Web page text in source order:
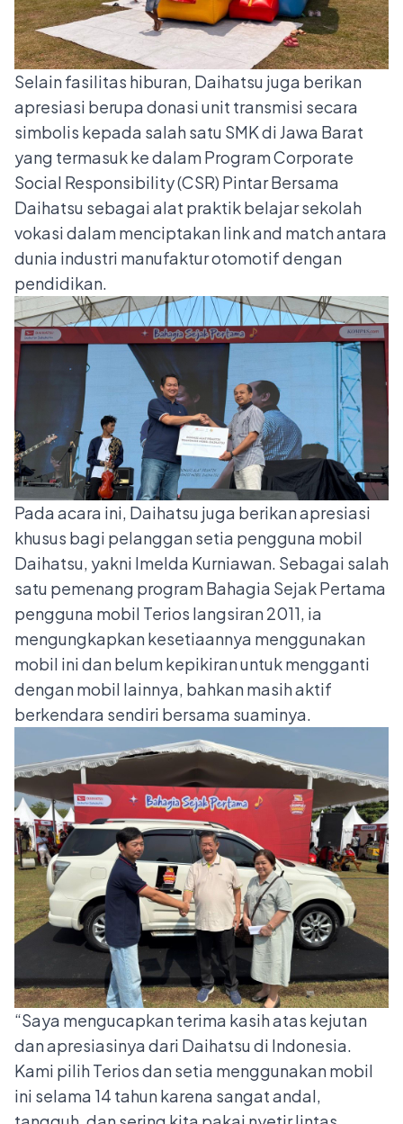
Selain fasilitas hiburan, Daihatsu juga berikan
apresiasi berupa donasi unit transmisi secara
simbolis kepada salah satu SMK di Jawa Barat
yang termasuk ke dalam Program Corporate
Social Responsibility (CSR) Pintar Bersama
Daihatsu sebagai alat praktik belajar sekolah
vokasi dalam menciptakan link and match antara
dunia industri manufaktur otomotif dengan
pendidikan.
Pada acara ini, Daihatsu juga berikan apresiasi
khusus bagi pelanggan setia pengguna mobil
Daihatsu, yakni Imelda Kurniawan. Sebagai salah
satu pemenang program Bahagia Sejak Pertama
pengguna mobil Terios langsiran 2011, ia
mengungkapkan kesetiaannya menggunakan
mobil ini dan belum kepikiran untuk mengganti
dengan mobil lainnya, bahkan masih aktif
berkendara sendiri bersama suaminya.
“Saya mengucapkan terima kasih atas kejutan
dan apresiasinya dari Daihatsu di Indonesia.
Kami pilih Terios dan setia menggunakan mobil
ini selama 14 tahun karena sangat andal,